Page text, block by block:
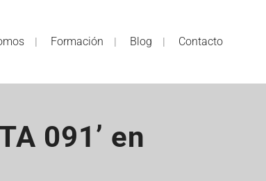
Formación Blog Contacto
091’ en